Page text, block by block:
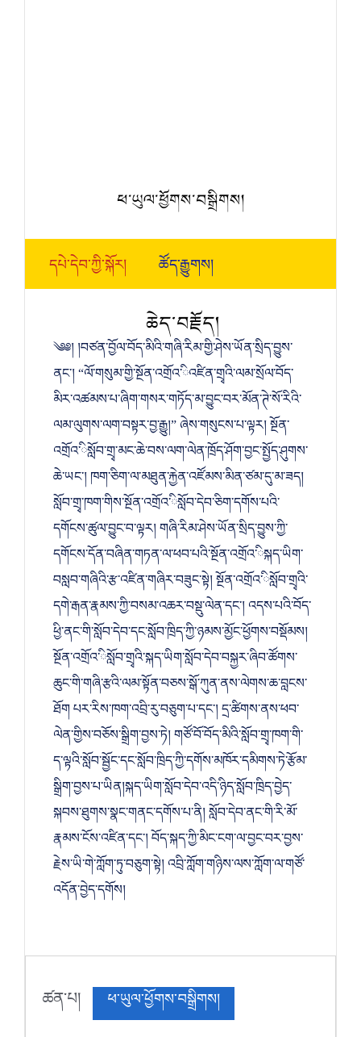
ཕ་ཡུལ་ཕྱོགས་བསྒྲིགས།
དཔེ་དེབ་ཀྱི་སྐོར། ཚོད་རྒྱུགས།
ཆེད་བརྗོད།
༄༅། །བཙན་བྱོལ་བོད་མིའི་གཞི་རིམ་གྱི་ཤེས་ཡོན་སྲིད་བྱུས་
ནང་། “ལོ་གསུམ་གྱི་སྔོན་འགྲོའ་ིའཛིན་གྲྭའི་ལམ་སྲོལ་བོད་
མིར་འཚམས་པ་ཞིག་གསར་གཏོད་མ་བྱུང་བར་མོན་ཊེ་སོ་རིའི་
ལམ་ལུགས་ལག་བསྟར་བྱ་རྒྱུ།” ཞེས་གསུངས་པ་ལྟར། སྔོན་
འགྲོའ་ིསློབ་གྲྭ་མང་ཆེ་བས་ལག་ལེན་ཁྲོད་ཤོག་བྱང་སྤྱོད་ཤུགས་
ཆེ་ཡང་། ཁག་ཅིག་ལ་མཐུན་རྐྱེན་འཛོམས་མིན་ཙམ་དུ་མ་ཟད།
སློབ་གྲྭ་ཁག་གིས་སྔོན་འགྲོའ་ིསློབ་དེབ་ཅིག་དགོས་པའི་
དགོངས་ཚུལ་བྱུང་བ་ལྟར། གཞི་རིམ་ཤེས་ཡོན་སྲིད་བྱུས་ཀྱི་
དགོངས་དོན་བཞིན་གཏན་ལ་ཕབ་པའི་སྔོན་འགྲོའ་ིསྐད་ཡིག་
བསླབ་གཞིའི་རྩ་འཛིན་གཞིར་བཟུང་སྟེ། སྔོན་འགྲོའ་ིསློབ་གྲྭའི་
དགེ་རྒན་རྣམས་ཀྱི་བསམ་འཆར་བསྡུ་ལེན་དང་། འདས་པའི་བོད་
ཕྱི་ནང་གི་སློབ་དེབ་དང་སློབ་ཁྲིད་ཀྱི་ཉམས་མྱོང་ཕྱོགས་བསྡོམས།
སྔོན་འགྲོའ་ིསློབ་གྲྭའི་སྐད་ཡིག་སློབ་དེབ་བསྐྱར་ཞིབ་ཚོགས་
ཆུང་གི་གཞི་རྩའི་ལམ་སྟོན་བཅས་སྒོ་ཀུན་ནས་ལེགས་ཆ་བླངས་
ཐོག པར་རིས་ཁག་འབྲི་རུ་བཅུག་པ་དང་། དྲ་ཚིགས་ནས་ཕབ་
ལེན་གྱིས་བཅོས་སྒྲིག་བྱས་ཏེ། གཙོ་བོ་བོད་མིའི་སློབ་གྲྭ་ཁག་གི་
ད་ལྟའི་སློབ་སྦྱོང་དང་སློབ་ཁྲིད་ཀྱི་དགོས་མཁོར་དམིགས་ཏེ་རྩོམ་
སྒྲིག་བྱས་པ་ཡིན།སྐད་ཡིག་སློབ་དེབ་འདི་ཉིད་སློབ་ཁྲིད་བྱེད་
སྐབས་ཐུགས་སྣང་གནང་དགོས་པ་ནི། སློབ་དེབ་ནང་གི་རི་མོ་
རྣམས་ངོས་འཛིན་དང་། བོད་སྐད་ཀྱི་མིང་ངག་ལ་བྱང་བར་བྱས་
རྗེས་ཡི་གེ་ཀློག་ཏུ་བཅུག་སྟེ། འབྲི་ཀློག་གཉིས་ལས་ཀློག་ལ་གཙོ་
འདོན་བྱེད་དགོས།
ཚན་པ།
ཕ་ཡུལ་ཕྱོགས་བསྒྲིགས།